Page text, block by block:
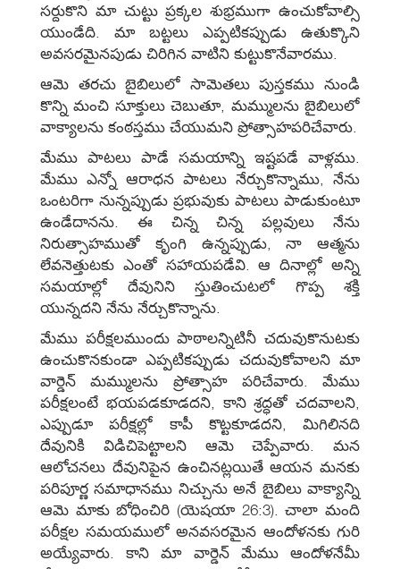
సర్దుకొని మా చుట్టు ప్రక్కల శుభ్రముగా ఉంచుకోవాల్సి
యుండేది. మా బట్టలు ఎప్పటికప్పుడు ఉతుక్కొని
అవసరమైనపుడు చిరిగిన వాటిని కుట్టుకొనేవారము.
ఆమె తరచు బైబిలులో సామెతలు పుస్తకము నుండి
కొన్ని మంచి సూక్తులు చెబుతూ, మమ్ములను బైబిలులో
వాక్యాలను కంఠస్తము చేయుమని ప్రోత్సాహపరిచేవారు.
మేము పాటలు పాడే సమయాన్ని ఇష్టపడే వాళ్లము.
మేము ఎన్నో ఆరాధన పాటలు నేర్చుకొన్నాము, నేను
ఒంటరిగా నున్నప్పుడు ప్రభువుకు పాటలు పాడుకుంటూ
ఉండేదానను. ఈ చిన్న చిన్న పల్లవులు నేను
నిరుత్సాహముతో కృంగి ఉన్నప్పుడు, నా ఆత్మను
లేవనెత్తుటకు ఎంతో సహాయపడేవి. ఆ దినాల్లో అన్ని
సమయాల్లో దేవునిని స్తుతించుటలో గొప్ప శక్తి
యున్నదని నేను నేర్చుకొన్నాను.
మేము పరీక్షలముందు పాఠాలన్నిటినీ చదువుకొనుటకు
ఉంచుకొనకుండా ఎప్పటికప్పుడు చదువుకోవాలని మా
వార్డెన్‌ మమ్ములను ప్రోత్సాహ పరిచేవారు. మేము
పరీక్షలంటే భయపడకూడదని, కాని శ్రద్ధతో చదవాలని,
ఎప్పుడూ పరీక్షల్లో కాపీ కొట్టకూడదని, మిగిలినది
దేవునికి విడిచిపెట్టాలని ఆమె చెప్పేవారు. మన
ఆలోచనలు దేవునిపైన ఉంచినట్లయితే ఆయన మనకు
పరిపూర్ణ సమాధానము నిచ్చును అనే బైబిలు వాక్యాన్ని
ఆమె మాకు బోధించిరి (యెషయా 26:3). చాలా మంది
పరీక్షల సమయములో అనవసరమైన ఆందోళనకు గురి
అయ్యేవారు. కాని మా వార్డెన్‌ మేము ఆందోళనేమీ